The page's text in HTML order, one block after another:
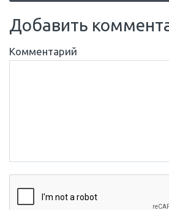
Добавить
Комментарий